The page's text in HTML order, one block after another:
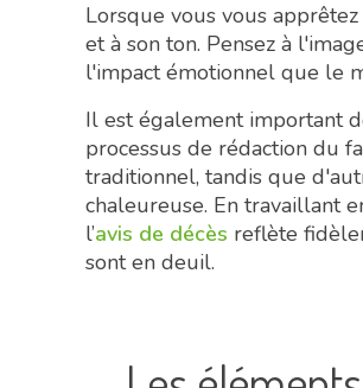
Lorsque vous vous
et à son ton. Pensez à
l'impact émotionnel que le
Il est également important
processus de rédaction du
traditionnel, tandis que
chaleureuse. En travaillant
l’avis de décès reflète
sont en deuil.